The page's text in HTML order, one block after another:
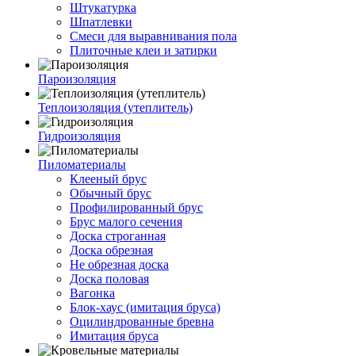
Штукатурка
Шпатлевки
Смеси для выравнивания пола
Плиточные клеи и затирки
Пароизоляция
Теплоизоляция (утеплитель)
Гидроизоляция
Пиломатериалы
Клееный брус
Обычный брус
Профилированный брус
Брус малого сечения
Доска строганная
Доска обрезная
Не обрезная доска
Доска половая
Вагонка
Блок-хаус (имитация бруса)
Оцилиндрованные бревна
Имитация бруса